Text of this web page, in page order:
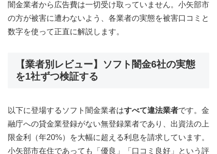
闇金業者から広告費は一切受け取っていません。小矢部市
の方が被害に遭わないよう、各業者の実態を被害口コミと
数字を使って正直に解説します。
【業者別レビュー】ソフト闇金6社の実態
を1社ずつ検証する
以下に登場するソフト闇金業者はすべて違法業者です。金
融庁への貸金業登録がない無登録業者であり、出資法の上
限金利（年20%）を大幅に超える利息を請求しています。
小矢部市在住であっても「優良」「口コミ良好」という評